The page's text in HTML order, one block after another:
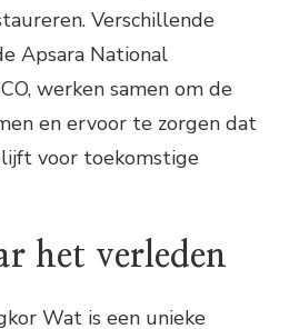
Verschillende
Apsara National
werken samen om de
en ervoor te zorgen dat
voor toekomstige
het verleden
Wat is een unieke